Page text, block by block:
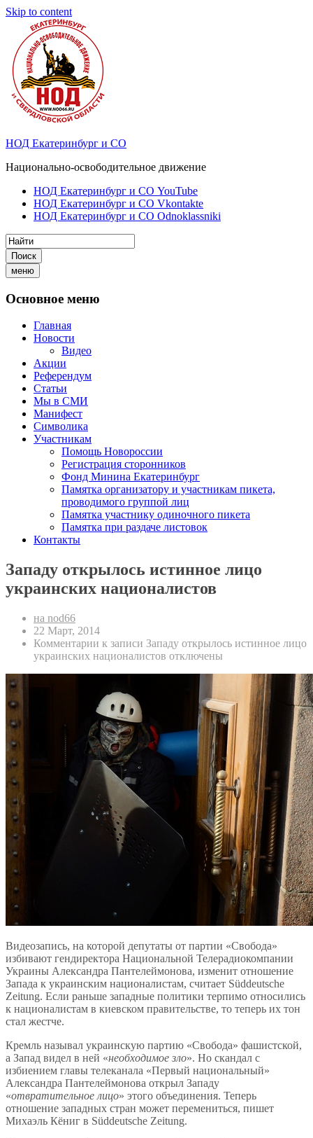
Skip to content
НОД Екатеринбург и СО
Национально-освободительное движение
НОД Екатеринбург и СО YouTube
НОД Екатеринбург и СО Vkontakte
НОД Екатеринбург и СО Odnoklassniki
Поиск
меню
Основное меню
Главная
Новости
Видео
Акции
Референдум
Статьи
Мы в СМИ
Манифест
Символика
Участникам
Помощь Новороссии
Регистрация сторонников
Фонд Минина Екатеринбург
Памятка организатору и участникам пикета,
проводимого группой лиц
Памятка участнику одиночного пикета
Памятка при раздаче листовок
Контакты
Западу открылось истинное лицо
украинских националистов
на nod66
22 Март, 2014
Комментарии к записи Западу открылось истинное лицо
украинских националистов отключены
Видеозапись, на которой депутаты от партии «Свобода»
избивают гендиректора Национальной Телерадиокомпании
Украины Александра Пантелеймонова, изменит отношение
Запада к украинским националистам, считает Süddeutsche
Zeitung. Если раньше западные политики терпимо относились
к националистам в киевском правительстве, то теперь их тон
стал жестче.
Кремль называл украинскую партию «Свобода» фашистской,
а Запад видел в ней «необходимое зло». Но скандал с
избиением главы телеканала «Первый национальный»
Александра Пантелеймонова открыл Западу
«отвратительное лицо» этого объединения. Теперь
отношение западных стран может перемениться, пишет
Михаэль Кёниг в Süddeutsche Zeitung.